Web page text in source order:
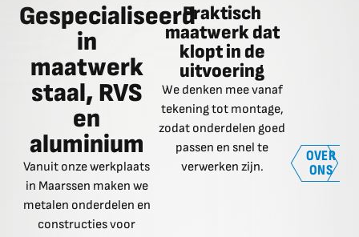
Gespecialiseerd
in
maatwerk
staal, RVS
en
aluminium
Vanuit onze werkplaats
in Maarssen maken we
metalen onderdelen en
constructies voor
Praktisch
maatwerk dat
klopt in de
uitvoering
We denken mee vanaf
tekening tot montage,
zodat onderdelen goed
passen en snel te
verwerken zijn.
OVER
ONS